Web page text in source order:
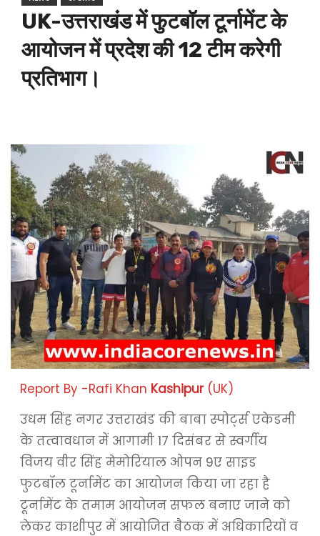
UK-उत्तराखंड में फुटबॉल टूर्नामेंट के
आयोजन में प्रदेश की 12 टीम करेगी
प्रतिभाग।
Report By -Rafi Khan Kashipur (UK)
उधम सिंह नगर उत्तराखंड की बाबा स्पोर्ट्स एकेडमी
के तत्वावधान में आगामी 17 दिसंबर से स्वर्गीय
विजय वीर सिंह मेमोरियाल ओपन 9ए साइड
फुटबॉल टूर्नामेंट का आयोजन किया जा रहा है
टूर्नामेंट के तमाम आयोजन सफल बनाए जाने को
लेकर काशीपुर में आयोजित बैठक में अधिकारियों व